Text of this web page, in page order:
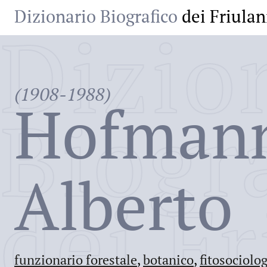
Dizionario Biografico dei
(1908-1988)
Alberto
funzionario forestale,botanico,